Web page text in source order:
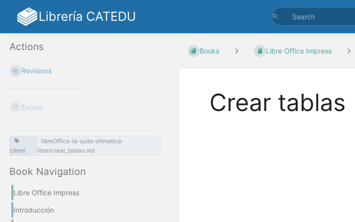
Librería CATEDU
Actions
Revisions
Export
client
libreOffice-la-suite-ofimatica-
libre/crear_tablas.md
Book Navigation
Libre Office Impress
Introducción
Books Libre Office Impress
Crear tablas